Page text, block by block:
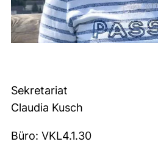
Sekretariat
Claudia Kusch
Büro: VKL4.1.30